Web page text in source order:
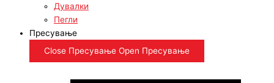
Дувалки
Пегли
Пресување
Close Пресување Open Пресување